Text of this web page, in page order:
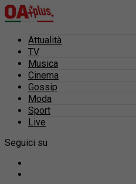
Attualità
TV
Musica
Cinema
Gossip
Moda
Sport
Live
Seguici su